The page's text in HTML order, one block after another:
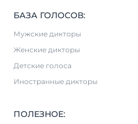
БАЗА ГОЛОСОВ:
Мужские дикторы
Женские дикторы
Детские голоса
Иностранные дикторы
ПОЛЕЗНОЕ: